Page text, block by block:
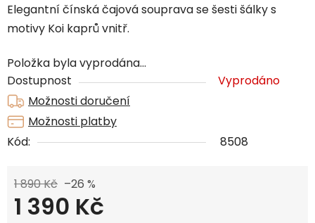
Elegantní čínská čajová souprava se šesti šálky s
motivy Koi kaprů vnitř.
Položka byla vyprodána…
Dostupnost
Vyprodáno
Možnosti doručení
Možnosti platby
Kód:
8508
1 890 Kč –26 %
1 390 Kč